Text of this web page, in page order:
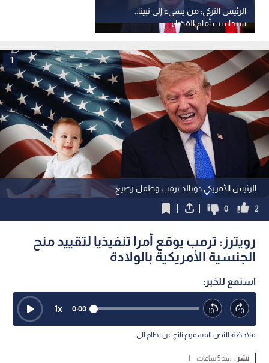
الرئيس التركي: من يسيء إلى نبينا..
سيحاسب أمام القضاء
الرئيس الأمريكي دونالد ترمب وطفل رضيع
1
2
0
رويترز: ترمب يوقع أمرا تنفيذيا لتقييد منح
الجنسية الأمريكية بالولادة
استمع للخبر:
0:00
1x
ملاحظة: النص المسموع ناتج عن نظام آلي
نشر : منذ 5 ساعات